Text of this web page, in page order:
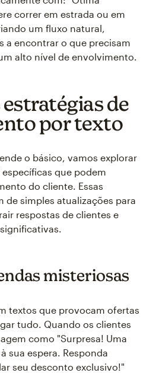
correr em estrada ou em
um fluxo natural,
a encontrar o que precisam
alto nível de envolvimento.
de
por texto
o básico, vamos explorar
que podem
do cliente. Essas
de simples atualizações para
respostas de clientes e
misteriosas
textos que provocam ofertas
tudo. Quando os clientes
como "Surpresa! Uma
sua espera. Responda
seu desconto exclusivo!"